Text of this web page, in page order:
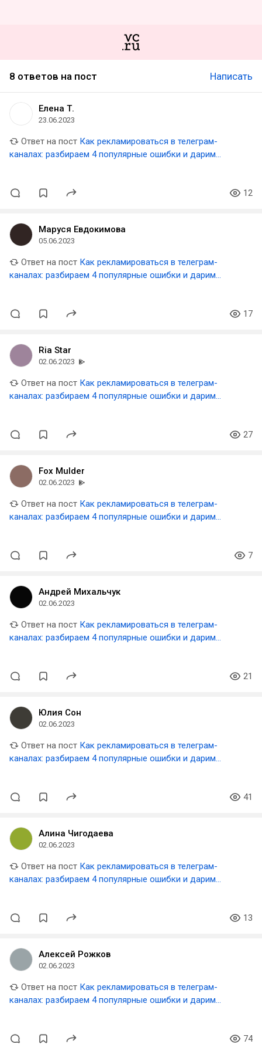
8 ответов на пост Написать
Елена Т.
23.06.2023
Ответ на пост Как рекламироваться в телеграм-
каналах: разбираем 4 популярные ошибки и дарим
12
Маруся Евдокимова
05.06.2023
Ответ на пост Как рекламироваться в телеграм-
каналах: разбираем 4 популярные ошибки и дарим
17
Ria Star
02.06.2023
Ответ на пост Как рекламироваться в телеграм-
каналах: разбираем 4 популярные ошибки и дарим
27
Fox Mulder
02.06.2023
Ответ на пост Как рекламироваться в телеграм-
каналах: разбираем 4 популярные ошибки и дарим
7
Андрей Михальчук
02.06.2023
Ответ на пост Как рекламироваться в телеграм-
каналах: разбираем 4 популярные ошибки и дарим
21
Юлия Сон
02.06.2023
Ответ на пост Как рекламироваться в телеграм-
каналах: разбираем 4 популярные ошибки и дарим
41
Алина Чигодаева
02.06.2023
Ответ на пост Как рекламироваться в телеграм-
каналах: разбираем 4 популярные ошибки и дарим
13
Алексей Рожков
02.06.2023
Ответ на пост Как рекламироваться в телеграм-
каналах: разбираем 4 популярные ошибки и дарим
74